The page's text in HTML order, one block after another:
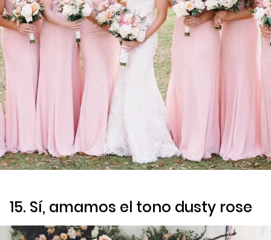
15. Sí, amamos el tono dusty rose